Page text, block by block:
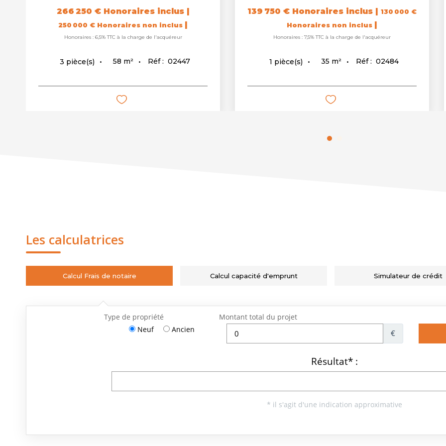
266 250 € Honoraires inclus |
250 000 € Honoraires non inclus |
Honoraires : 6,5% TTC à la charge de l'acquéreur
3 pièce(s) 58 m² Réf : 02447
139 750 € Honoraires inclus | 130 000 €
Honoraires non inclus |
Honoraires : 7,5% TTC à la charge de l'acquéreur
1 pièce(s) 35 m² Réf : 02484
Les calculatrices
Calcul Frais de notaire Calcul capacité d'emprunt Simulateur de crédit